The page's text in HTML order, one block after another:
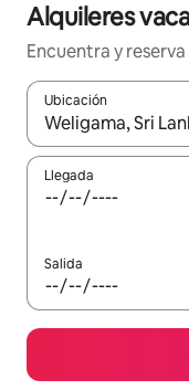
Alquileres
Encuentra y
Ubicación
Cuando los
Llegada
Salida